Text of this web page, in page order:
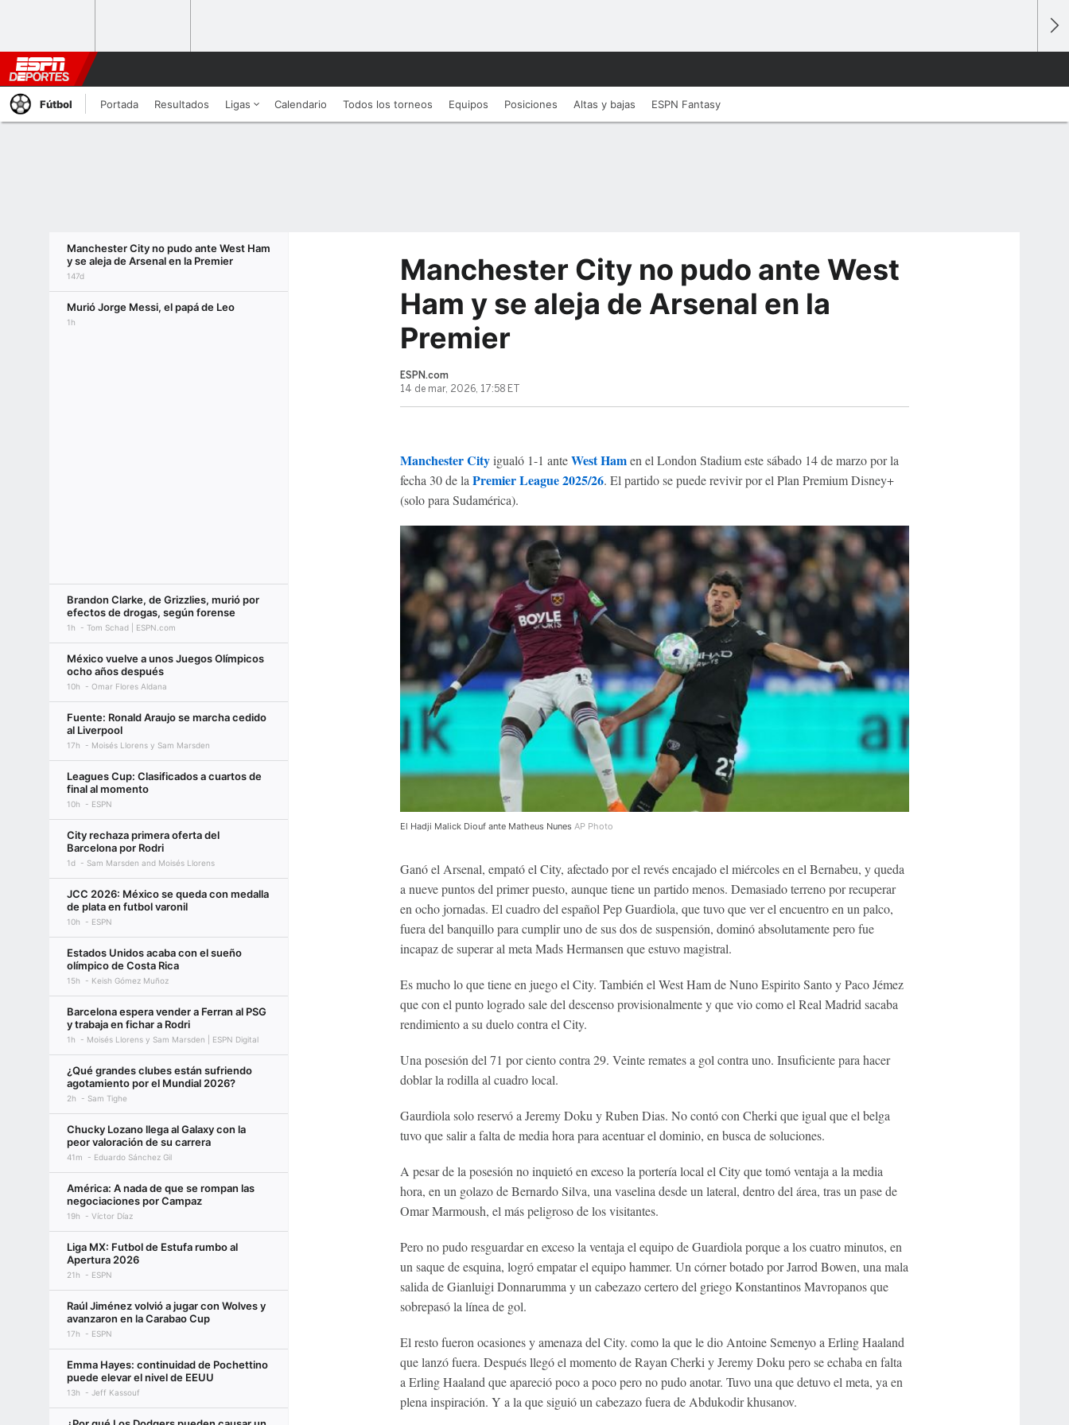
Fútbol Portada Resultados Ligas Calendario Todos los torneos Equipos Posiciones Altas y bajas ESPN Fantasy
Manchester City no pudo ante West Ham
y se aleja de Arsenal en la Premier
147d
Murió Jorge Messi, el papá de Leo
1h
Brandon Clarke, de Grizzlies, murió por
efectos de drogas, según forense
1h Tom Schad | ESPN.com
México vuelve a unos Juegos Olímpicos
ocho años después
10h Omar Flores Aldana
Fuente: Ronald Araujo se marcha cedido
al Liverpool
17h Moisés Llorens y Sam Marsden
Leagues Cup: Clasificados a cuartos de
final al momento
10h ESPN
City rechaza primera oferta del
Barcelona por Rodri
1d Sam Marsden and Moisés Llorens
JCC 2026: México se queda con medalla
de plata en futbol varonil
10h ESPN
Estados Unidos acaba con el sueño
olímpico de Costa Rica
15h Keish Gómez Muñoz
Barcelona espera vender a Ferran al PSG
y trabaja en fichar a Rodri
1h Moisés Llorens y Sam Marsden | ESPN Digital
¿Qué grandes clubes están sufriendo
agotamiento por el Mundial 2026?
2h Sam Tighe
Chucky Lozano llega al Galaxy con la
peor valoración de su carrera
41m Eduardo Sánchez Gil
América: A nada de que se rompan las
negociaciones por Campaz
19h Víctor Díaz
Liga MX: Futbol de Estufa rumbo al
Apertura 2026
21h ESPN
Raúl Jiménez volvió a jugar con Wolves y
avanzaron en la Carabao Cup
17h ESPN
Emma Hayes: continuidad de Pochettino
puede elevar el nivel de EEUU
13h Jeff Kassouf
Manchester City no pudo ante West
Ham y se aleja de Arsenal en la
Premier
ESPN.com
14 de mar, 2026, 17:58 ET
Manchester Cityigualó 1-1 anteWest Hamen el London Stadium este sábado 14 de marzo por la
fecha 30 de la Premier League 2025/26. El partido se puede revivir por el Plan Premium Disney+
(solo para Sudamérica).
El Hadji Malick Diouf ante Matheus Nunes AP Photo
Ganó el Arsenal, empató el City, afectado por el revés encajado el miércoles en el Bernabeu, y queda
a nueve puntos del primer puesto, aunque tiene un partido menos. Demasiado terreno por recuperar
en ocho jornadas. El cuadro del español Pep Guardiola, que tuvo que ver el encuentro en un palco,
fuera del banquillo para cumplir uno de sus dos de suspensión, dominó absolutamente pero fue
incapaz de superar al meta Mads Hermansen que estuvo magistral.
Es mucho lo que tiene en juego el City. También el West Ham de Nuno Espirito Santo y Paco Jémez
que con el punto logrado sale del descenso provisionalmente y que vio como el Real Madrid sacaba
rendimiento a su duelo contra el City.
Una posesión del 71 por ciento contra 29. Veinte remates a gol contra uno. Insuficiente para hacer
doblar la rodilla al cuadro local.
Gaurdiola solo reservó a Jeremy Doku y Ruben Dias. No contó con Cherki que igual que el belga
tuvo que salir a falta de media hora para acentuar el dominio, en busca de soluciones.
A pesar de la posesión no inquietó en exceso la portería local el City que tomó ventaja a la media
hora, en un golazo de Bernardo Silva, una vaselina desde un lateral, dentro del área, tras un pase de
Omar Marmoush, el más peligroso de los visitantes.
Pero no pudo resguardar en exceso la ventaja el equipo de Guardiola porque a los cuatro minutos, en
un saque de esquina, logró empatar el equipo hammer. Un córner botado por Jarrod Bowen, una mala
salida de Gianluigi Donnarumma y un cabezazo certero del griego Konstantinos Mavropanos que
sobrepasó la línea de gol.
El resto fueron ocasiones y amenaza del City. como la que le dio Antoine Semenyo a Erling Haaland
que lanzó fuera. Después llegó el momento de Rayan Cherki y Jeremy Doku pero se echaba en falta
a Erling Haaland que apareció poco a poco pero no pudo anotar. Tuvo una que detuvo el meta, ya en
plena inspiración. Y a la que siguió un cabezazo fuera de Abdukodir khusanov.